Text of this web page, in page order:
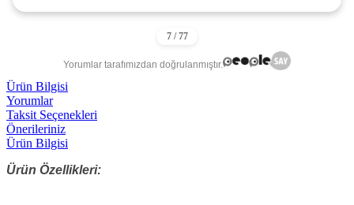
Yorumlar tarafımızdan doğrulanmıştır.
Ürün Bilgisi
Yorumlar
Taksit Seçenekleri
Önerileriniz
Ürün Bilgisi
Ürün Özellikleri: